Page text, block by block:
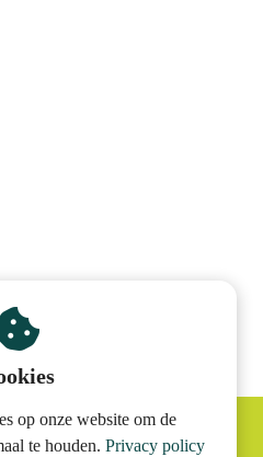
997
op onze website om de
te houden. Privacy policy